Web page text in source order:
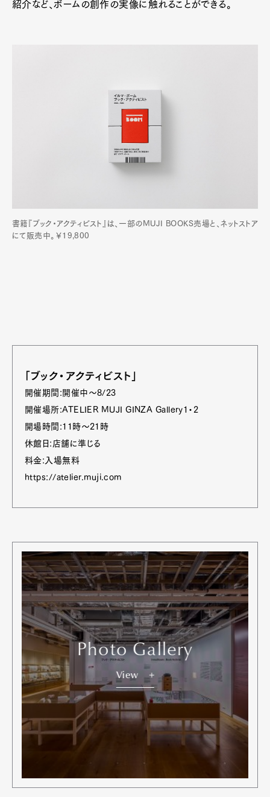
紹介など、ボームの創作の実像に触れることができる。
書籍『ブック・アクティビスト』は、一部のMUJI BOOKS売場と、ネットストア
にて販売中。￥19,800
「ブック・アクティビスト」
開催期間:開催中〜8/23
開催場所:ATELIER MUJI GINZA Gallery1・2
開場時間:11時〜21時
休館日:店舗に準じる
料金:入場無料
https://atelier.muji.com
Photo Gallery
View